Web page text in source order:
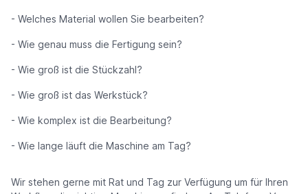
- Welches Material wollen Sie bearbeiten?
- Wie genau muss die Fertigung sein?
- Wie groß ist die Stückzahl?
- Wie groß ist das Werkstück?
- Wie komplex ist die Bearbeitung?
- Wie lange läuft die Maschine am Tag?
Wir stehen gerne mit Rat und Tag zur Verfügung um für Ihren